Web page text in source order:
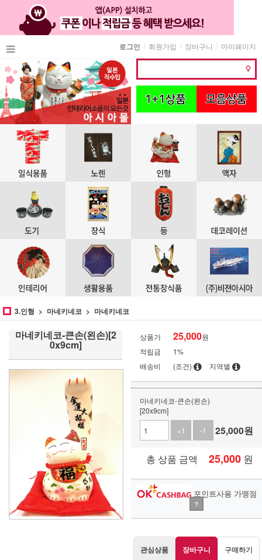
마이페이지
장바구니
회원가입
로그인
3.인형 마네키네코 마네키네코
마네키네코-큰손(왼손)[2
0x9cm]
상품가 25,000원
적립금
1%
배송비
(조건) 지역별
마네키네코-큰손(왼손)
[20x9cm]
+1
-1 25,000원
총 상품 금액 25,000 원
포인트사용 가맹점
?
관심상품 장바구니 구매하기